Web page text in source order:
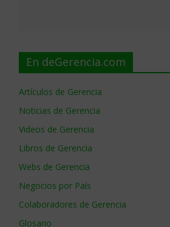
En deGerencia.com
Artículos de Gerencia
Noticias de Gerencia
Videos de Gerencia
Libros de Gerencia
Webs de Gerencia
Negocios por País
Colaboradores de Gerencia
Glosario